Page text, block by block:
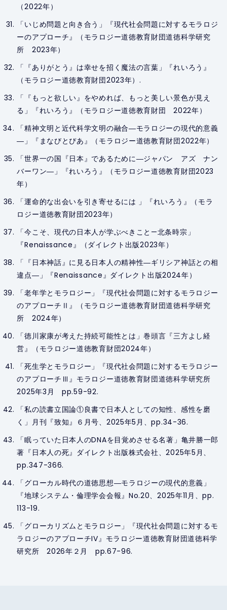
（2022年）
「いじめ問題と向き合う」『現代社会問題に対するモラロジ
ーのアプローチ』（モラロジー道徳教育財団道徳科学研究
所 2023年）
「『ありがとう』は幸せを招く魔法の言葉」『れいろう』
（モラロジー道徳教育財団2023年）.
「『もっと欲しい』をやめれば、もっと美しい景色が見え
る」『れいろう』（モラロジー道徳教育財団 2022年）
「精神文明と近代科学文明の融合―モラロジーの現代的意義
―」『まなびとぴあ』（モラロジー道徳教育財団2022年）
「世界一の国『日本』であるために―ジャパン アズ ナン
バーワン―」『れいろう』（モラロジー道徳教育財団2023
年）
「運命的な出会いを引き寄せるには 」『れいろう』（モラ
ロジー道徳教育財団2023年）
「今こそ、現代の日本人が学ぶべきこと—北条時宗」
『Renaissance』（ダイレクト出版2023年）
「『日本神話』に見る日本人の精神性―ギリシア神話との相
違点―」『Renaissance』ダイレクト出版2024年）
「老年学とモラロジー」『現代社会問題に対するモラロジー
のアプローチⅡ』（モラロジー道徳教育財団道徳科学研究
所 2024年）
「徳川家康が考えた持続可能性とは」巻頭言『三方よし経
営』（モラロジー道徳教育財団2024年）
「死生学とモラロジー」『現代社会問題に対するモラロジー
のアプローチⅢ』モラロジー道徳教育財団道徳科学研究所
2025年3月 pp.59-92.
「私の読書立国論①良書で日本人としての知性、感性を磨
く」月刊『致知』６月号、2025年5月、pp.34-36.
「眠っていた日本人のDNAを目覚めさせる名著」亀井勝一郎
著『日本人の死』ダイレクト出版株式会社、2025年5月、
pp.347-366.
「グローカル時代の道徳思想―モラロジーの現代的意義」
『地球システム・倫理学会会報』No.20、2025年11月、pp.
113-19.
「グローカリズムとモラロジー」『現代社会問題に対するモ
ラロジーのアプローチIV』モラロジー道徳教育財団道徳科学
研究所 2026年２月 pp.67-96.